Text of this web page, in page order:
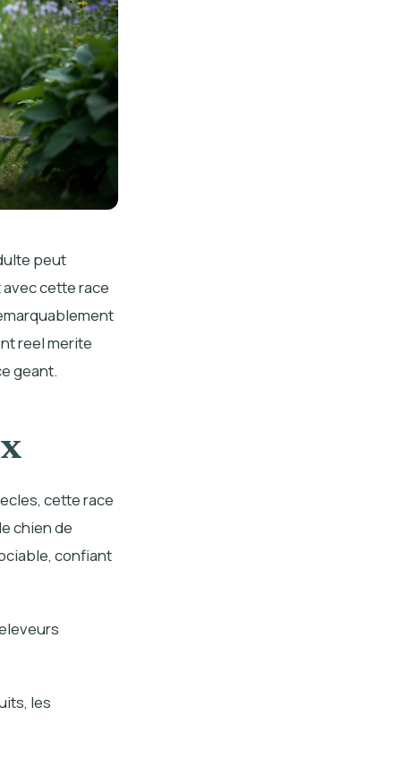
peut
cette race
reel merite
geant.
cette race
chien de
confiant
les